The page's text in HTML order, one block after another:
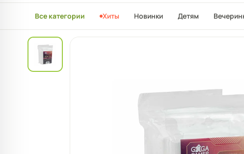
Все категории Хиты Новинки Детям